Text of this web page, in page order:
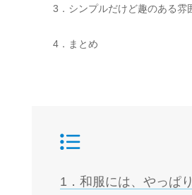
3．シンプルだけど趣のある雰
4．まとめ
1．和服には、やっぱ